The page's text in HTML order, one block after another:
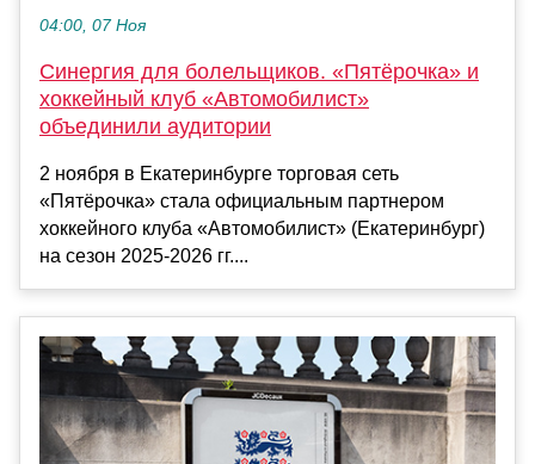
04:00, 07 Ноя
Синергия для болельщиков. «Пятёрочка» и
хоккейный клуб «Автомобилист»
объединили аудитории
2 ноября в Екатеринбурге торговая сеть
«Пятёрочка» стала официальным партнером
хоккейного клуба «Автомобилист» (Екатеринбург)
на сезон 2025-2026 гг....